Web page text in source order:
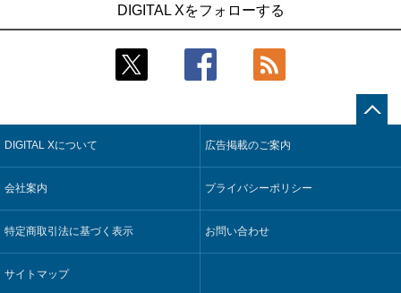
技術を使う抽出方法の研究開始
Umios、消費者起点の販売計画策定に向けたAIシステムを本格
4
コスモ石油、製油所の設備点検への四足歩行ロボット利用を
5 フィジカルAIが迫る“人と機械の役割の再設計”【第3回】
合基盤を本格稼働
鹿島建設、鋼管柱へのコンクリート充填時の異常を検出する
AIを遠隔監視システムに実装
4
そもそも今の仕事はAIエージェントを求めているのか【第25
5
製造業の現場の暗黙知を組織横断で活用するためのナレッジ
管理基盤、LIGHTzが提供
DIGITAL Xをフォローする
DIGITAL Xについて 広告掲載のご案内
会社案内 プライバシーポリシー
特定商取引法に基づく表示 お問い合わせ
サイトマップ